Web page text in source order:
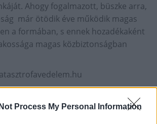
Process My Personal Information
Ahogy fogalmazott, büszke arra,
már ötödik éve működik magas
a formában, s ennek hozadékaként
magas közbiztonságban